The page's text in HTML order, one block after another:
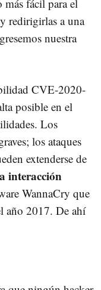
fácil para el
redirigirlas a una
nuestra
CVE-2020-
posible en el
Los
los ataques
extenderse de
interacción
WannaCry que
año 2017. De ahí